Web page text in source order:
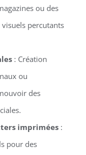
ou des
percutants
: Création
ou
des
imprimées:
pour des